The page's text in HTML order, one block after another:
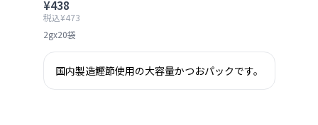
¥438
税込¥473
2gx20袋
国内製造鰹節使用の大容量かつおパックです。